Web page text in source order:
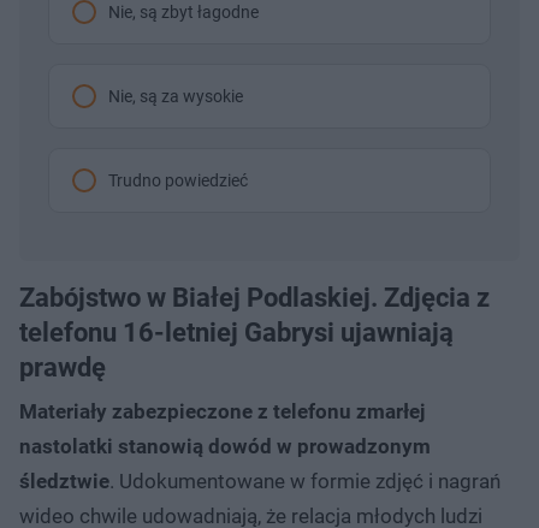
Nie, są zbyt łagodne
Nie, są za wysokie
Trudno powiedzieć
Zabójstwo w Białej Podlaskiej. Zdjęcia z
telefonu 16-letniej Gabrysi ujawniają
prawdę
Materiały zabezpieczone z telefonu zmarłej
nastolatki stanowią dowód w prowadzonym
śledztwie. Udokumentowane w formie zdjęć i nagrań
wideo chwile udowadniają, że relacja młodych ludzi